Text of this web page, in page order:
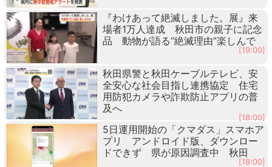
『わけあって絶滅しました。展』来
場者1万人達成 秋田市の親子に記念
品 動物が語る“絶滅理由”楽しんで
[19:00]
秋田県警と秋田ケーブルテレビ、安
全安心な社会目指し連携協定 住宅
用防犯カメラや詐欺防止アプリの普
及へ
[18:00]
5日運用開始の「クマダス」スマホア
プリ アンドロイド版、ダウンロー
ドできず 県が原因調査中 秋田
[18:00]